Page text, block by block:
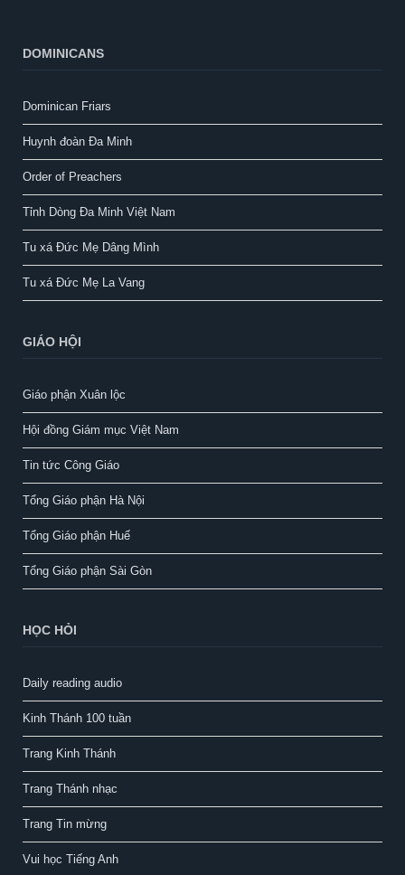
DOMINICANS
Dominican Friars
Huynh đoàn Đa Minh
Order of Preachers
Tỉnh Dòng Đa Minh Việt Nam
Tu xá Đức Mẹ Dâng Mình
Tu xá Đức Mẹ La Vang
GIÁO HỘI
Giáo phận Xuân lộc
Hội đồng Giám mục Việt Nam
Tin tức Công Giáo
Tổng Giáo phận Hà Nội
Tổng Giáo phận Huế
Tổng Giáo phận Sài Gòn
HỌC HỎI
Daily reading audio
Kinh Thánh 100 tuần
Trang Kinh Thánh
Trang Thánh nhạc
Trang Tin mừng
Vui học Tiếng Anh